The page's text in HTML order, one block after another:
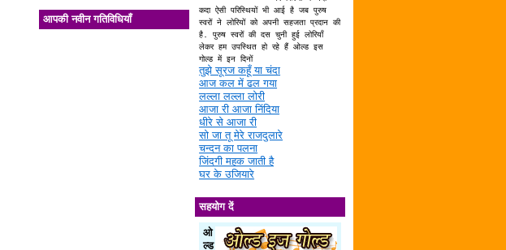
आपकी नवीन गतिविधियाँ
कदा ऐसी परिस्थियों भी आई है जब पुरुष
स्वरों ने लोरियों को अपनी सहजता प्रदान की
है. पुरुष स्वरों की दस चुनी हुई लोरियाँ
लेकर हम उपस्थित हो रहे हैं ओल्ड इस
गोल्ड में इन दिनों
तुझे सूरज कहूँ या चंदा
आज कल में ढल गया
लल्ला लल्ला लोरी
आजा री आजा निंदिया
धीरे से आजा री
सो जा तू मेरे राजदुलारे
चन्दन का पलना
जिंदगी महक जाती है
घर के उजियारे
सहयोग दें
ओ
ल्ड